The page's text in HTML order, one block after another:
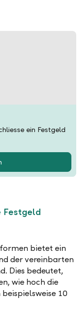
ein Festgeld
Festgeld
bietet ein
der vereinbarten
Dies bedeutet,
wie hoch die
10